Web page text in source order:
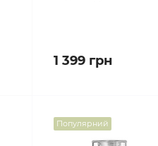
1 399 грн
Популярний